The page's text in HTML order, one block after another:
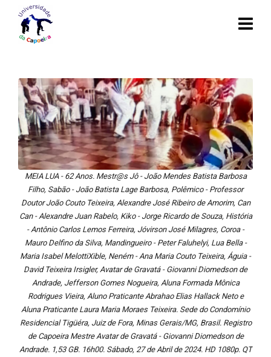
MEIA LUA - 62 Anos. Mestr@s Jô - João Mendes Batista Barbosa
Filho, Sabão - João Batista Lage Barbosa, Polêmico - Professor
Doutor João Couto Teixeira, Alexandre José Ribeiro de Amorim, Can
Can - Alexandre Juan Rabelo, Kiko - Jorge Ricardo de Souza, História
- Antônio Carlos Lemos Ferreira, Jóvirson José Milagres, Coroa -
Mauro Delfino da Silva, Mandingueiro - Peter Faluhelyi, Lua Bella -
Maria Isabel MelottiXible, Neném - Ana Maria Couto Teixeira, Águia -
David Teixeira Irsigler, Avatar de Gravatá - Giovanni Diomedson de
Andrade, Jefferson Gomes Nogueira, Aluna Formada Mônica
Rodrigues Vieira, Aluno Praticante Abrahao Elias Hallack Neto e
Aluna Praticante Laura Maria Moraes Teixeira. Sede do Condomínio
Residencial Tigüéra, Juiz de Fora, Minas Gerais/MG, Brasil. Registro
de Capoeira Mestre Avatar de Gravatá - Giovanni Diomedson de
Andrade. 1,53 GB. 16h00. Sábado, 27 de Abril de 2024. HD 1080p. QT